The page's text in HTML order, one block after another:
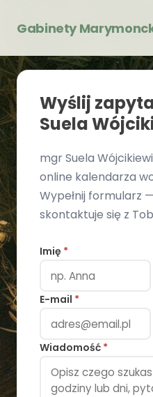
Gabinety
Wyślij
Suela
mgr Suela
online kalendarza
Wypełnij formularz
skontaktuje się z
Imię *
E-mail *
Wiadomość *